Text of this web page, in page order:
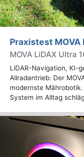
Praxistest MOVA
MOVA LiDAX Ultra
LiDAR-Navigation, KI-
Allradantrieb: Der
modernste
System im Alltag